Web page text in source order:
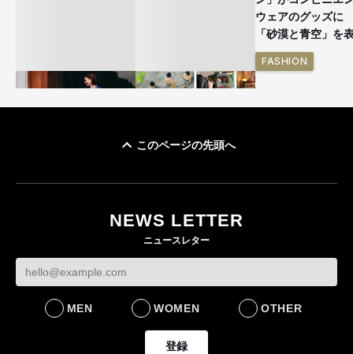
ケットなど7型を発売
FASHION
をラインナップ
LIFESTYLE
ウェアのグッズ
「砂漠と青空」を
FASHION
このページの先頭へ
NEWS LETTER
ニュースレター
MEN WOMEN OTHER
登録